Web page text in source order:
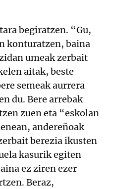
begiratzen. “Gu,
konturatzen, baina
umeak zerbait
aitak, beste
semeak aurrera
du. Bere arrebak
zuen eta “eskolan
andereñoak
berezia ikusten
kasurik egiten
ez ziren ezer
Beraz,